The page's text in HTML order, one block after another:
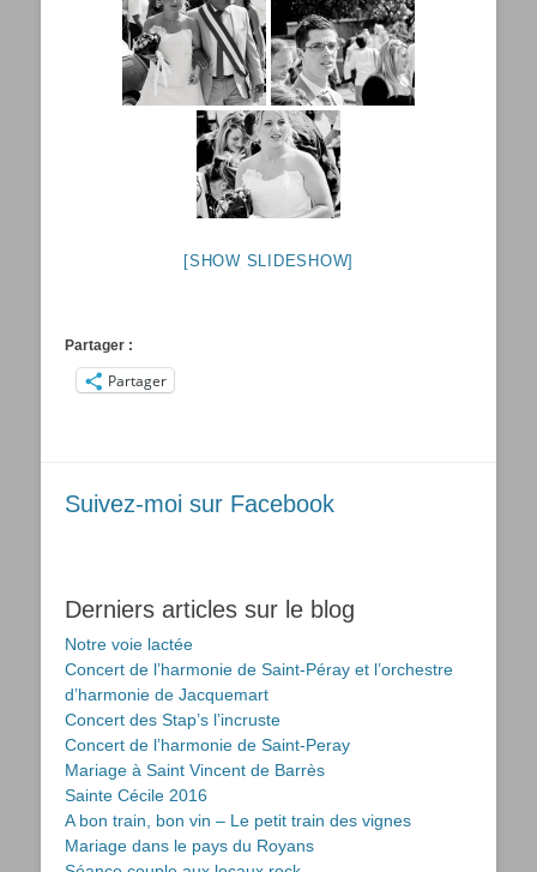
[SHOW SLIDESHOW]
Partager :
Partager
Suivez-moi sur Facebook
Derniers articles sur le blog
Notre voie lactée
Concert de l’harmonie de Saint-Péray et l’orchestre
d’harmonie de Jacquemart
Concert des Stap’s l’incruste
Concert de l’harmonie de Saint-Peray
Mariage à Saint Vincent de Barrès
Sainte Cécile 2016
A bon train, bon vin – Le petit train des vignes
Mariage dans le pays du Royans